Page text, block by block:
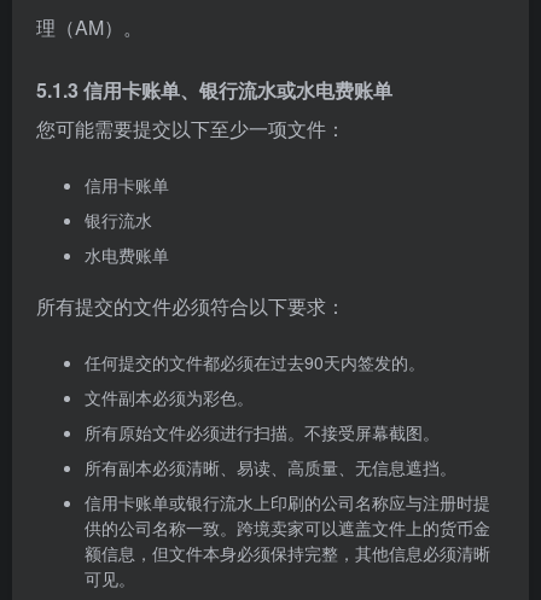
理（AM）。
5.1.3 信用卡账单、银行流水或水电费账单
您可能需要提交以下至少一项文件：
信用卡账单
银行流水
水电费账单
所有提交的文件必须符合以下要求：
任何提交的文件都必须在过去90天内签发的。
文件副本必须为彩色。
所有原始文件必须进行扫描。不接受屏幕截图。
所有副本必须清晰、易读、高质量、无信息遮挡。
信用卡账单或银行流水上印刷的公司名称应与注册时提
供的公司名称一致。跨境卖家可以遮盖文件上的货币金
额信息，但文件本身必须保持完整，其他信息必须清晰
可见。